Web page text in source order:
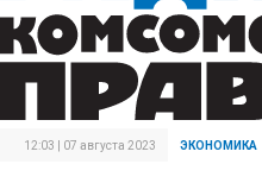
12:03 | 07 августа 2023 ЭКОНОМИКА